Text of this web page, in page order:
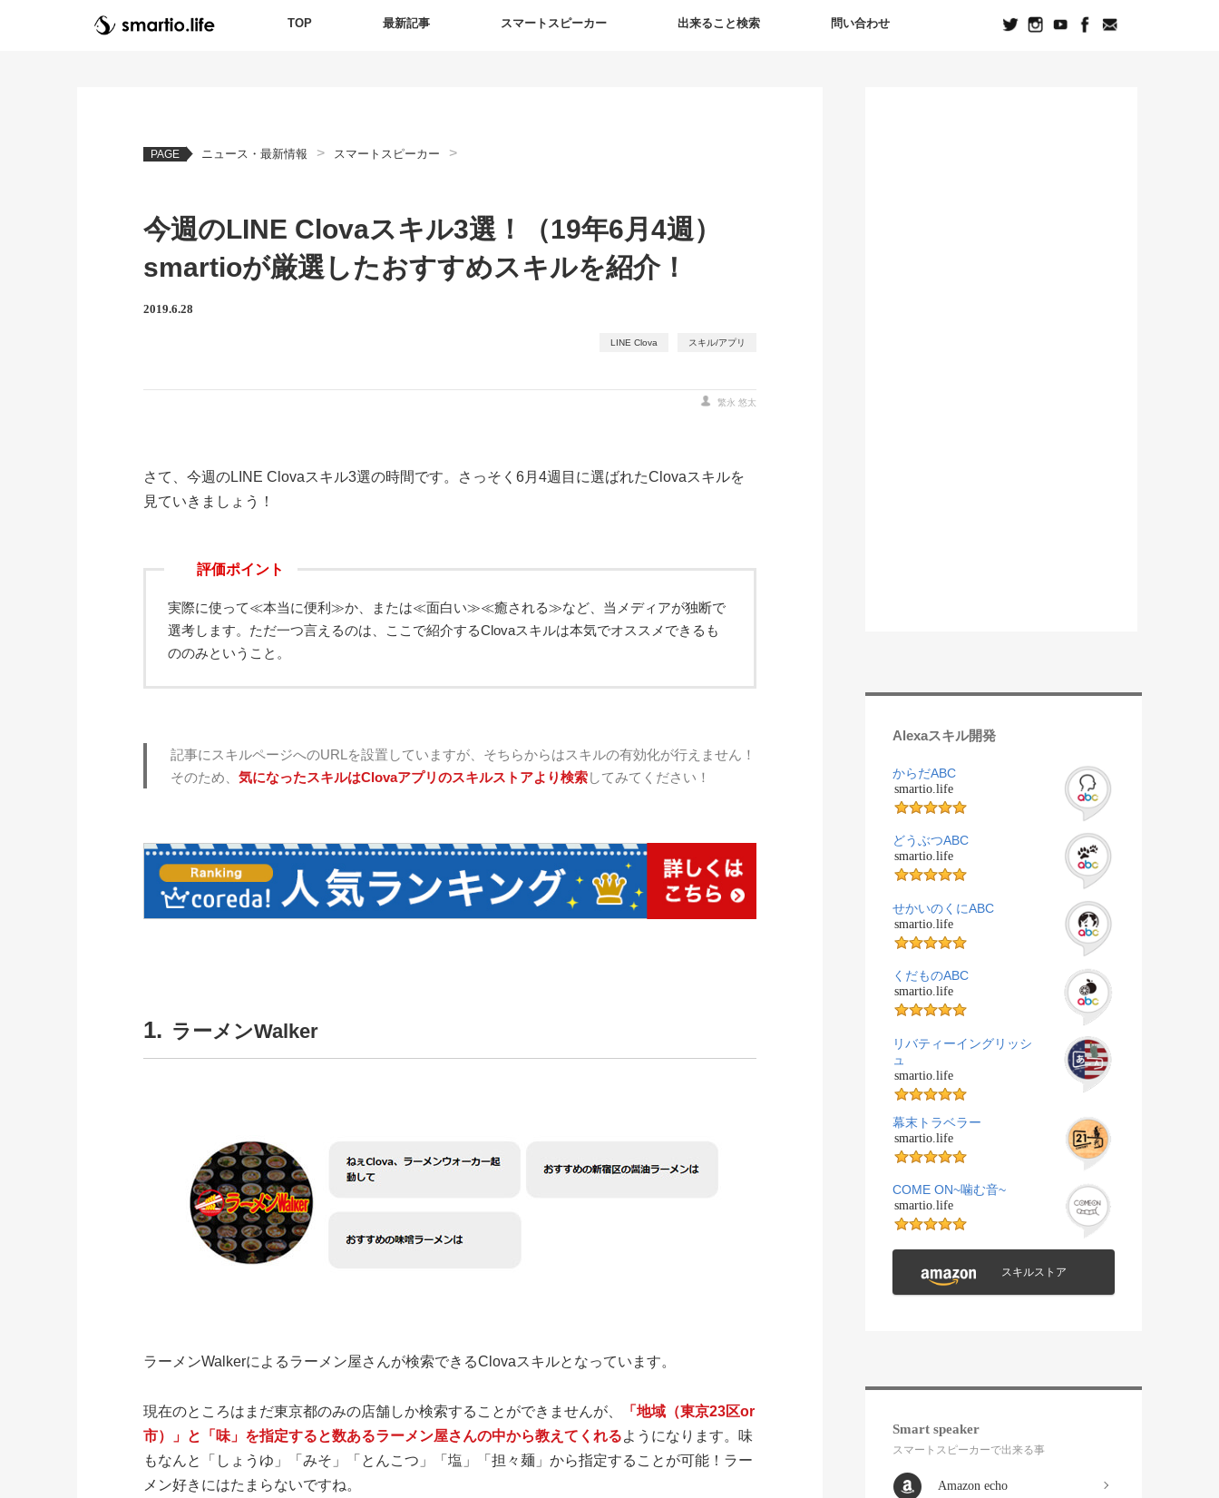
TOP 最新記事 スマートスピーカー 出来ること検索 問い合わせ
PAGE ニュース・最新情報 > スマートスピーカー >
今週のLINE Clovaスキル3選！（19年6月4週）
smartioが厳選したおすすめスキルを紹介！
2019.6.28
LINE Clova スキル/アプリ
繁永 悠太
さて、今週のLINE Clovaスキル3選の時間です。さっそく6月4週目に選ばれたClovaスキルを
見ていきましょう！
評価ポイント
実際に使って≪本当に便利≫か、または≪面白い≫≪癒される≫など、当メディアが独断で
選考します。ただ一つ言えるのは、ここで紹介するClovaスキルは本気でオススメできるも
ののみということ。
記事にスキルページへのURLを設置していますが、そちらからはスキルの有効化が行えません！
そのため、 気になったスキルはClovaアプリのスキルストアより検索してみてください！
1. ラーメンWalker
ラーメンWalkerによるラーメン屋さんが検索できるClovaスキルとなっています。
現在のところはまだ東京都のみの店舗しか検索することができませんが、
「地域（東京23区or
市）」と「味」を指定すると数あるラーメン屋さんの中から教えてくれるようになります。味
もなんと「しょうゆ」「みそ」「とんこつ」「塩」「担々麺」から指定することが可能！ラー
メン好きにはたまらないですね。
Alexaスキル開発
からだABC
smartio.life
どうぶつABC
smartio.life
せかいのくにABC
smartio.life
くだものABC
smartio.life
リバティーイングリッシ
ュ
smartio.life
幕末トラベラー
smartio.life
COME ON~噛む音~
smartio.life
スキルストア
Smart speaker
スマートスピーカーで出来る事
Amazon echo